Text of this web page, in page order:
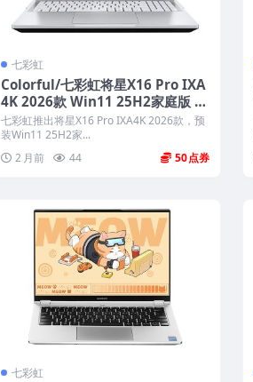
七彩虹
Colorful/七彩虹将星X16 Pro IXA
4K 2026款 Win11 25H2家庭版 原
厂OEM系统 带COLORFUL一键还
原
七彩虹推出将星X16 Pro IXA4K 2026款，预
装Win11 25H2家...
2 月前
44 50
七彩虹